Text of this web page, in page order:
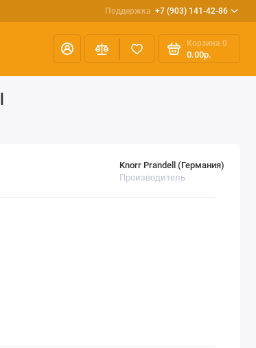
Поддержка +7 (903) 141-42-86
Корзина 0
0.00р.
Knorr Prandell (Германия)
Производитель